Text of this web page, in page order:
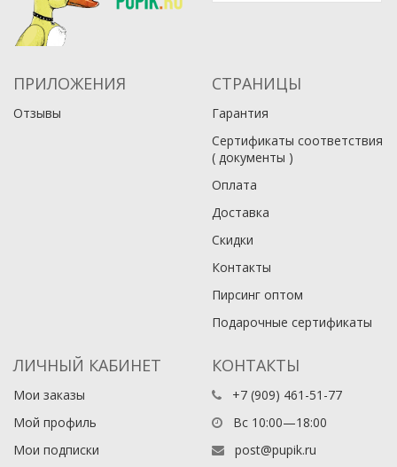
ПРИЛОЖЕНИЯ
Отзывы
СТРАНИЦЫ
Гарантия
Сертификаты соответствия
( документы )
Оплата
Доставка
Скидки
Контакты
Пирсинг оптом
Подарочные сертификаты
ЛИЧНЫЙ КАБИНЕТ
Мои заказы
Мой профиль
Мои подписки
КОНТАКТЫ
+7 (909) 461-51-77
Вс 10:00—18:00
post@pupik.ru